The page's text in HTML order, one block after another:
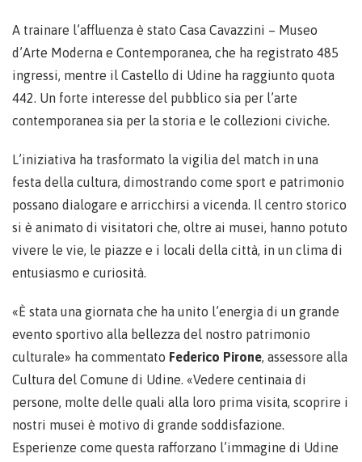
A trainare l’affluenza è stato Casa Cavazzini – Museo
d’Arte Moderna e Contemporanea, che ha registrato 485
ingressi, mentre il Castello di Udine ha raggiunto quota
442. Un forte interesse del pubblico sia per l’arte
contemporanea sia per la storia e le collezioni civiche.
L’iniziativa ha trasformato la vigilia del match in una
festa della cultura, dimostrando come sport e patrimonio
possano dialogare e arricchirsi a vicenda. Il centro storico
si è animato di visitatori che, oltre ai musei, hanno potuto
vivere le vie, le piazze e i locali della città, in un clima di
entusiasmo e curiosità.
«È stata una giornata che ha unito l’energia di un grande
evento sportivo alla bellezza del nostro patrimonio
culturale» ha commentato Federico Pirone, assessore alla
Cultura del Comune di Udine. «Vedere centinaia di
persone, molte delle quali alla loro prima visita, scoprire i
nostri musei è motivo di grande soddisfazione.
Esperienze come questa rafforzano l’immagine di Udine